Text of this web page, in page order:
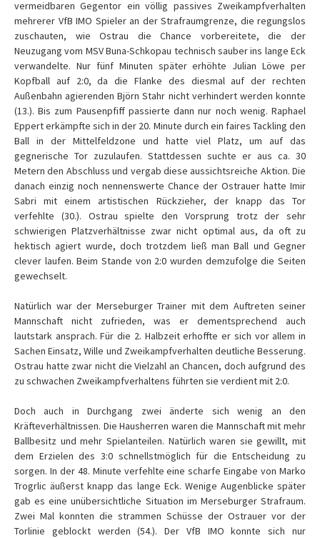
vermeidbaren Gegentor ein völlig passives Zweikampfverhalten
mehrerer VfB IMO Spieler an der Strafraumgrenze, die regungslos
zuschauten, wie Ostrau die Chance vorbereitete, die der
Neuzugang vom MSV Buna-Schkopau technisch sauber ins lange Eck
verwandelte. Nur fünf Minuten später erhöhte Julian Löwe per
Kopfball auf 2:0, da die Flanke des diesmal auf der rechten
Außenbahn agierenden Björn Stahr nicht verhindert werden konnte
(13.). Bis zum Pausenpfiff passierte dann nur noch wenig. Raphael
Eppert erkämpfte sich in der 20. Minute durch ein faires Tackling den
Ball in der Mittelfeldzone und hatte viel Platz, um auf das
gegnerische Tor zuzulaufen. Stattdessen suchte er aus ca. 30
Metern den Abschluss und vergab diese aussichtsreiche Aktion. Die
danach einzig noch nennenswerte Chance der Ostrauer hatte Imir
Sabri mit einem artistischen Rückzieher, der knapp das Tor
verfehlte (30.). Ostrau spielte den Vorsprung trotz der sehr
schwierigen Platzverhältnisse zwar nicht optimal aus, da oft zu
hektisch agiert wurde, doch trotzdem ließ man Ball und Gegner
clever laufen. Beim Stande von 2:0 wurden demzufolge die Seiten
gewechselt.
Natürlich war der Merseburger Trainer mit dem Auftreten seiner
Mannschaft nicht zufrieden, was er dementsprechend auch
lautstark ansprach. Für die 2. Halbzeit erhoffte er sich vor allem in
Sachen Einsatz, Wille und Zweikampfverhalten deutliche Besserung.
Ostrau hatte zwar nicht die Vielzahl an Chancen, doch aufgrund des
zu schwachen Zweikampfverhaltens führten sie verdient mit 2:0.
Doch auch in Durchgang zwei änderte sich wenig an den
Kräfteverhältnissen. Die Hausherren waren die Mannschaft mit mehr
Ballbesitz und mehr Spielanteilen. Natürlich waren sie gewillt, mit
dem Erzielen des 3:0 schnellstmöglich für die Entscheidung zu
sorgen. In der 48. Minute verfehlte eine scharfe Eingabe von Marko
Trogrlic äußerst knapp das lange Eck. Wenige Augenblicke später
gab es eine unübersichtliche Situation im Merseburger Strafraum.
Zwei Mal konnten die strammen Schüsse der Ostrauer vor der
Torlinie geblockt werden (54.). Der VfB IMO konnte sich nur